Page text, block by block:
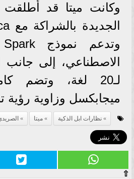
وكانت ميتا قد أطلقت
الاصطناعي، إلى جانب
ميجابكسل وزاوية رؤية تبلغ 100
نظارات ابل الذكية ميتا
⇧